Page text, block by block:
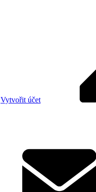
Vytvořit účet